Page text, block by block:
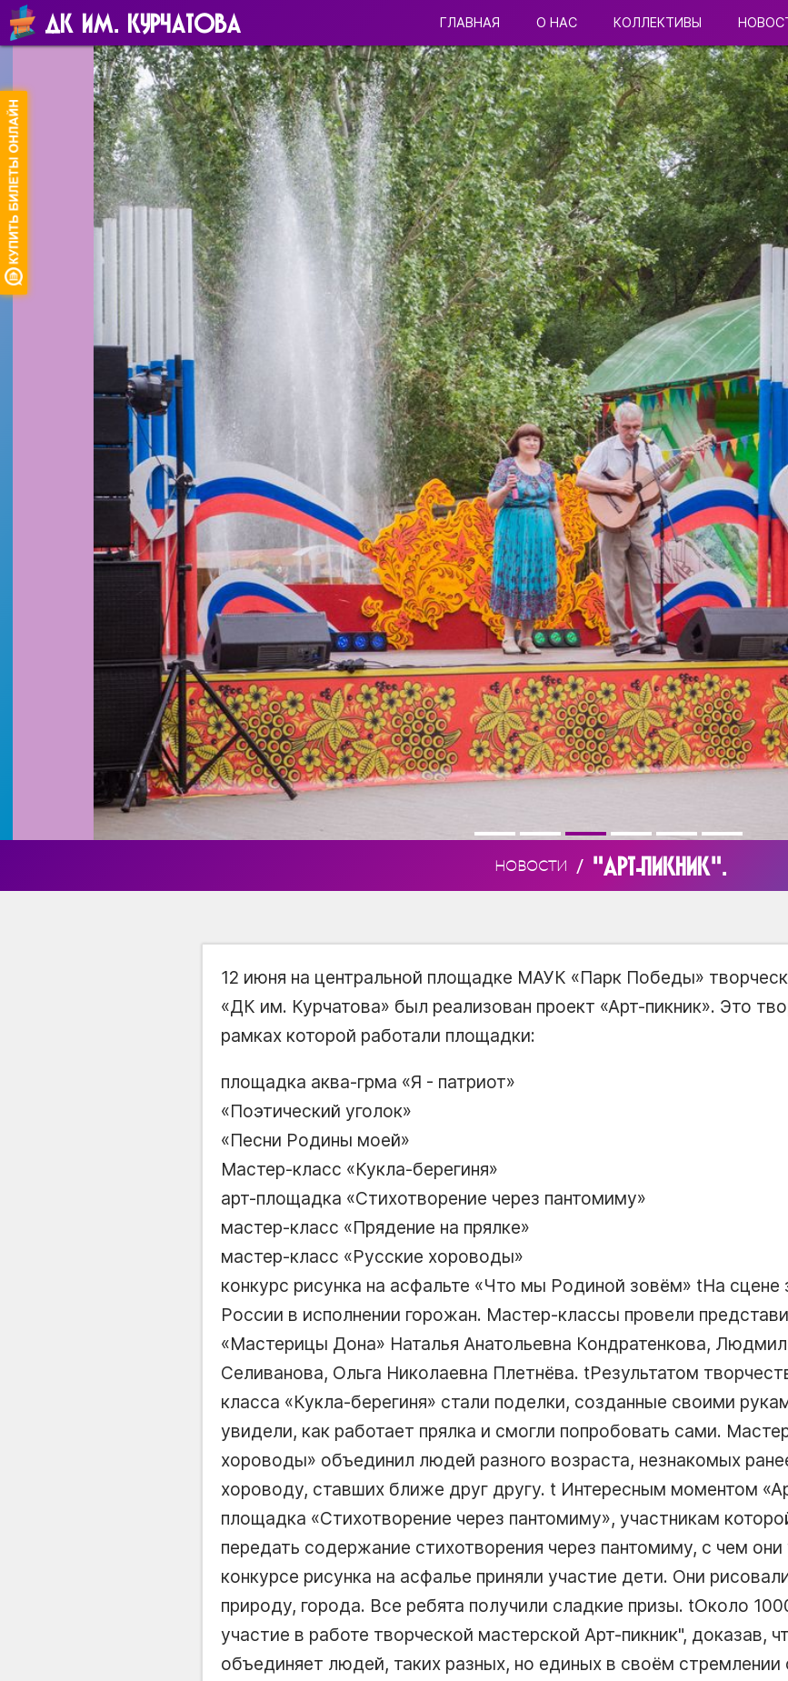
ДК ИМ. КУРЧАТОВА ГЛАВНАЯ О НАС КОЛЛЕКТИВЫ
НОВОСТИ / "АРТ-ПИКНИК".
12 июня на центральной площадке МАУК Парк Победы
ДК им. Курчатова
был реализован проект Арт-пикник . Это
рамках которой работали площадки:
площадка аква-грма
Я - патриот
Поэтический уголок
Песни Родины моей
Мастер-класс
Кукла-берегиня
арт-площадка
Стихотворение через пантомиму
мастер-класс
Прядение на прялке
мастер-класс
Русские хороводы
конкурс рисунка на асфальте
Что мы Родиной зовём
tНа сцене
России в исполнении горожан. Мастер-классы провели
Мастерицы Дона
Наталья Анатольевна Кондратенкова,
Селиванова, Ольга Николаевна Плетнёва. tРезультатом
класса
Кукла-берегиня
стали поделки, созданные своими
увидели, как работает прялка и смогли попробовать сами.
хороводы
объединил людей разного возраста, незнакомых
хороводу, ставших ближе друг другу. t Интересным моментом
площадка
Стихотворение через пантомиму , участникам
передать содержание стихотворения через пантомиму, с чем
конкурсе рисунка на асфалье приняли участие дети. Они
природу, города. Все ребята получили сладкие призы. tОколо
участие в работе творческой мастерской Арт-пикник", доказав,
объединяет людей, таких разных, но единых в своём стремлении